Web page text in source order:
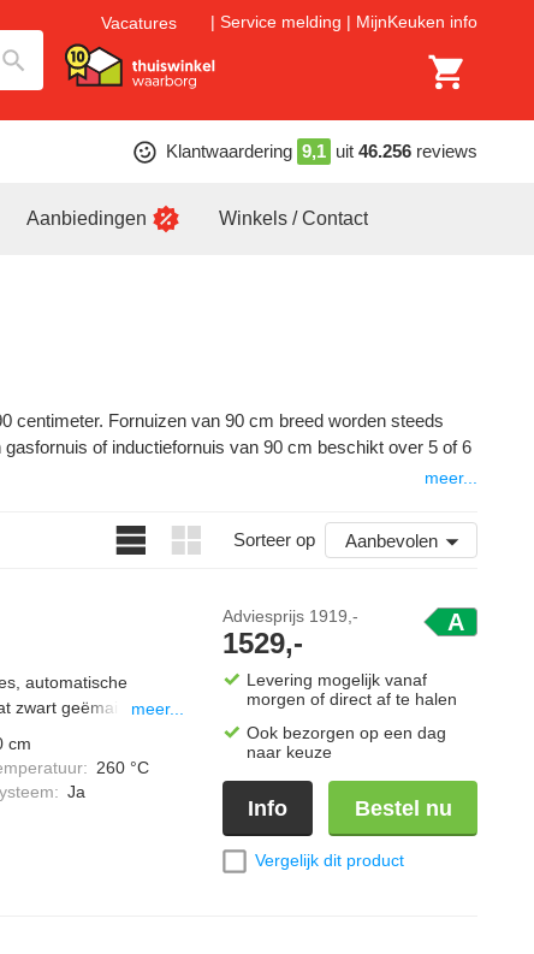
Vacatures Service melding MijnKeuken info
Klantwaardering 9,1 uit 46.256 reviews
Aanbiedingen Winkels / Contact
centimeter. Fornuizen van 90 cm breed worden steeds
of inductiefornuis van 90 cm beschikt over 5 of 6
meer...
Sorteer op Aanbevolen
automatische
zwart geëmailleerd, 1
verlichting.
meer...
cm
: 260 °C
: Ja
A
Adviesprijs 1919,-
1529,-
Levering mogelijk vanaf
morgen of direct af te halen
Ook bezorgen op een dag
naar keuze
Info Bestel nu
Vergelijk dit product